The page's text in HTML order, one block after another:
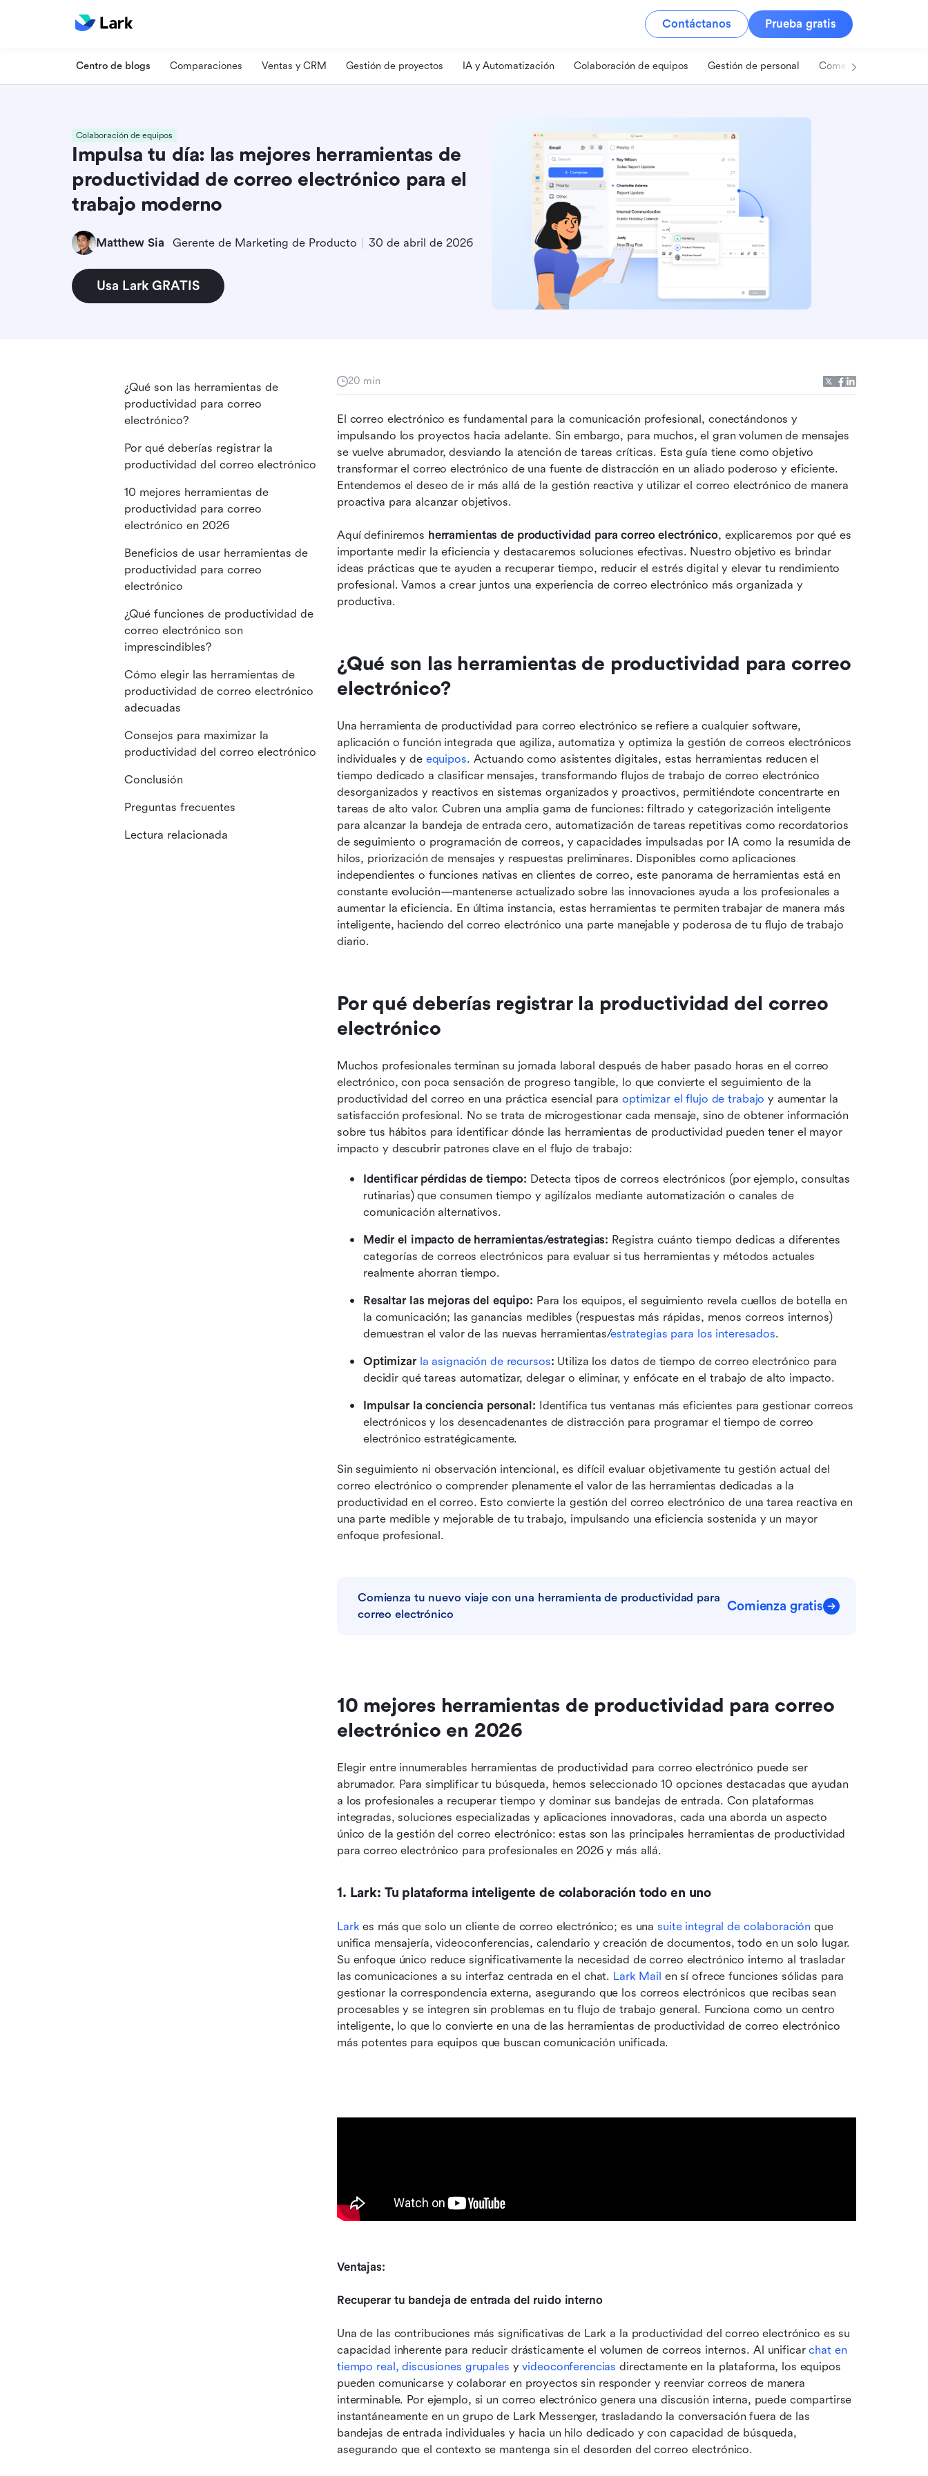
Contáctanos Prueba gratis
Centro de blogs Comparaciones Ventas y CRM Gestión de proyectos IA y Automatización Colaboración de equipos Gestión de personal Comercio minorista
Colaboración de equipos
Impulsa tu día: las mejores herramientas de
productividad de correo electrónico para el
trabajo moderno
Matthew Sia Gerente de Marketing de Producto 30 de abril de 2026
Usa Lark GRATIS
20 min
El correo electrónico es fundamental para la comunicación profesional, conectándonos y
impulsando los proyectos hacia adelante. Sin embargo, para muchos, el gran volumen de mensajes
se vuelve abrumador, desviando la atención de tareas críticas. Esta guía tiene como objetivo
transformar el correo electrónico de una fuente de distracción en un aliado poderoso y eficiente.
Entendemos el deseo de ir más allá de la gestión reactiva y utilizar el correo electrónico de manera
proactiva para alcanzar objetivos.
Aquí definiremos herramientas de productividad para correo electrónico, explicaremos por qué es
importante medir la eficiencia y destacaremos soluciones efectivas. Nuestro objetivo es brindar
ideas prácticas que te ayuden a recuperar tiempo, reducir el estrés digital y elevar tu rendimiento
profesional. Vamos a crear juntos una experiencia de correo electrónico más organizada y
productiva.
¿Qué son las herramientas de productividad para correo
electrónico?
Una herramienta de productividad para correo electrónico se refiere a cualquier software,
aplicación o función integrada que agiliza, automatiza y optimiza la gestión de correos electrónicos
individuales y de equipos. Actuando como asistentes digitales, estas herramientas reducen el
tiempo dedicado a clasificar mensajes, transformando flujos de trabajo de correo electrónico
desorganizados y reactivos en sistemas organizados y proactivos, permitiéndote concentrarte en
tareas de alto valor. Cubren una amplia gama de funciones: filtrado y categorización inteligente
para alcanzar la bandeja de entrada cero, automatización de tareas repetitivas como recordatorios
de seguimiento o programación de correos, y capacidades impulsadas por IA como la resumida de
hilos, priorización de mensajes y respuestas preliminares. Disponibles como aplicaciones
independientes o funciones nativas en clientes de correo, este panorama de herramientas está en
constante evolución—mantenerse actualizado sobre las innovaciones ayuda a los profesionales a
aumentar la eficiencia. En última instancia, estas herramientas te permiten trabajar de manera más
inteligente, haciendo del correo electrónico una parte manejable y poderosa de tu flujo de trabajo
diario.
Por qué deberías registrar la productividad del correo
electrónico
Muchos profesionales terminan su jornada laboral después de haber pasado horas en el correo
electrónico, con poca sensación de progreso tangible, lo que convierte el seguimiento de la
productividad del correo en una práctica esencial para optimizar el flujo de trabajo y aumentar la
satisfacción profesional. No se trata de microgestionar cada mensaje, sino de obtener información
sobre tus hábitos para identificar dónde las herramientas de productividad pueden tener el mayor
impacto y descubrir patrones clave en el flujo de trabajo:
Identificar pérdidas de tiempo: Detecta tipos de correos electrónicos (por ejemplo, consultas
rutinarias) que consumen tiempo y agilízalos mediante automatización o canales de
comunicación alternativos.
Medir el impacto de herramientas/estrategias: Registra cuánto tiempo dedicas a diferentes
categorías de correos electrónicos para evaluar si tus herramientas y métodos actuales
realmente ahorran tiempo.
Resaltar las mejoras del equipo: Para los equipos, el seguimiento revela cuellos de botella en
la comunicación; las ganancias medibles (respuestas más rápidas, menos correos internos)
demuestran el valor de las nuevas herramientas/estrategias para los interesados.
Optimizar la asignación de recursos: Utiliza los datos de tiempo de correo electrónico para
decidir qué tareas automatizar, delegar o eliminar, y enfócate en el trabajo de alto impacto.
Impulsar la conciencia personal: Identifica tus ventanas más eficientes para gestionar correos
electrónicos y los desencadenantes de distracción para programar el tiempo de correo
electrónico estratégicamente.
Sin seguimiento ni observación intencional, es difícil evaluar objetivamente tu gestión actual del
correo electrónico o comprender plenamente el valor de las herramientas dedicadas a la
productividad en el correo. Esto convierte la gestión del correo electrónico de una tarea reactiva en
una parte medible y mejorable de tu trabajo, impulsando una eficiencia sostenida y un mayor
enfoque profesional.
Comienza tu nuevo viaje con una herramienta de productividad para
correo electrónico
Comienza gratis
10 mejores herramientas de productividad para correo
electrónico en 2026
Elegir entre innumerables herramientas de productividad para correo electrónico puede ser
abrumador. Para simplificar tu búsqueda, hemos seleccionado 10 opciones destacadas que ayudan
a los profesionales a recuperar tiempo y dominar sus bandejas de entrada. Con plataformas
integradas, soluciones especializadas y aplicaciones innovadoras, cada una aborda un aspecto
único de la gestión del correo electrónico: estas son las principales herramientas de productividad
para correo electrónico para profesionales en 2026 y más allá.
1. Lark: Tu plataforma inteligente de colaboración todo en uno
Lark es más que solo un cliente de correo electrónico; es una suite integral de colaboración que
unifica mensajería, videoconferencias, calendario y creación de documentos, todo en un solo lugar.
Su enfoque único reduce significativamente la necesidad de correo electrónico interno al trasladar
las comunicaciones a su interfaz centrada en el chat. Lark Mail en sí ofrece funciones sólidas para
gestionar la correspondencia externa, asegurando que los correos electrónicos que recibas sean
procesables y se integren sin problemas en tu flujo de trabajo general. Funciona como un centro
inteligente, lo que lo convierte en una de las herramientas de productividad de correo electrónico
más potentes para equipos que buscan comunicación unificada.
Ventajas:
Recuperar tu bandeja de entrada del ruido interno
Una de las contribuciones más significativas de Lark a la productividad del correo electrónico es su
capacidad inherente para reducir drásticamente el volumen de correos internos. Al unificar chat en
tiempo real, discusiones grupales y videoconferencias directamente en la plataforma, los equipos
pueden comunicarse y colaborar en proyectos sin responder y reenviar correos de manera
interminable. Por ejemplo, si un correo electrónico genera una discusión interna, puede compartirse
instantáneamente en un grupo de Lark Messenger, trasladando la conversación fuera de las
bandejas de entrada individuales y hacia un hilo dedicado y con capacidad de búsqueda,
asegurando que el contexto se mantenga sin el desorden del correo electrónico.
¿Qué son las herramientas de
productividad para correo
electrónico?
Por qué deberías registrar la
productividad del correo electrónico
10 mejores herramientas de
productividad para correo
electrónico en 2026
Beneficios de usar herramientas de
productividad para correo
electrónico
¿Qué funciones de productividad de
correo electrónico son
imprescindibles?
Cómo elegir las herramientas de
productividad de correo electrónico
adecuadas
Consejos para maximizar la
productividad del correo electrónico
Conclusión
Preguntas frecuentes
Lectura relacionada